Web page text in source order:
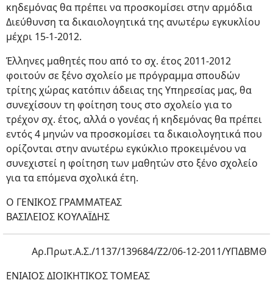
κηδεμόνας θα πρέπει να προσκομίσει στην αρμόδια
Διεύθυνση τα δικαιολογητικά της ανωτέρω εγκυκλίου
μέχρι 15-1-2012.
Έλληνες μαθητές που από το σχ. έτος 2011-2012
φοιτούν σε ξένο σχολείο με πρόγραμμα σπουδών
τρίτης χώρας κατόπιν άδειας της Υπηρεσίας μας, θα
συνεχίσουν τη φοίτηση τους στο σχολείο για το
τρέχον σχ. έτος, αλλά ο γονέας ή κηδεμόνας θα πρέπει
εντός 4 μηνών να προσκομίσει τα δικαιολογητικά που
ορίζονται στην ανωτέρω εγκύκλιο προκειμένου να
συνεχιστεί η φοίτηση των μαθητών στο ξένο σχολείο
για τα επόμενα σχολικά έτη.
Ο ΓΕΝΙΚΟΣ ΓΡΑΜΜΑΤΕΑΣ
ΒΑΣΙΛΕΙΟΣ ΚΟΥΛΑΪΔΗΣ
Αρ.Πρωτ.Α.Σ./1137/139684/Ζ2/06-12-2011/ΥΠΔΒΜΘ
ΕΝΙΑΙΟΣ ΔΙΟΙΚΗΤΙΚΟΣ ΤΟΜΕΑΣ